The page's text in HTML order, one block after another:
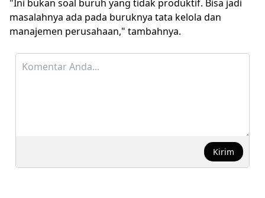
"Ini bukan soal buruh yang tidak produktif. Bisa jadi
masalahnya ada pada buruknya tata kelola dan
manajemen perusahaan," tambahnya.
Kirim